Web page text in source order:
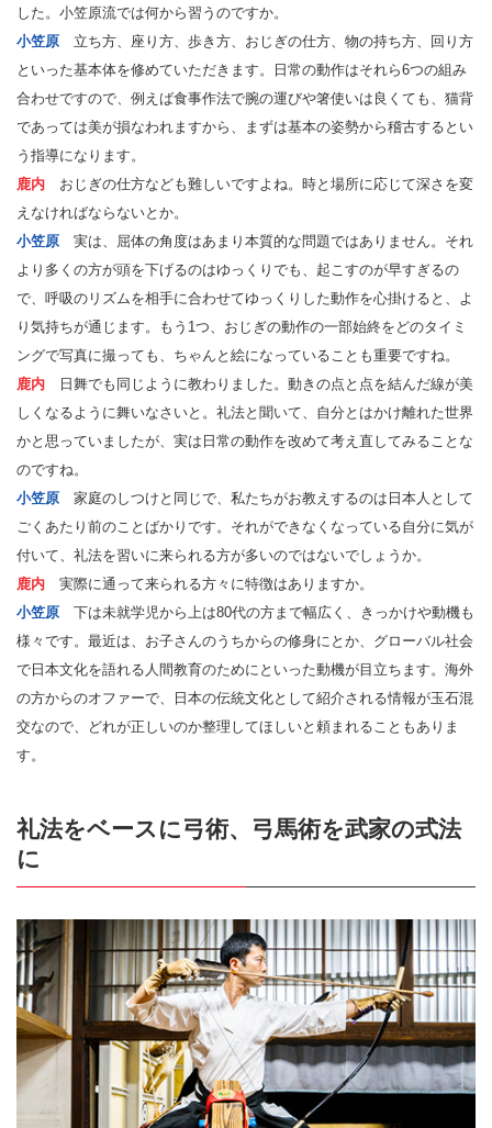
した。小笠原流では何から習うのですか。
小笠原 立ち方、座り方、歩き方、おじぎの仕方、物の持ち方、回り方
といった基本体を修めていただきます。日常の動作はそれら6つの組み
合わせですので、例えば食事作法で腕の運びや箸使いは良くても、猫背
であっては美が損なわれますから、まずは基本の姿勢から稽古するとい
う指導になります。
鹿内 おじぎの仕方なども難しいですよね。時と場所に応じて深さを変
えなければならないとか。
小笠原 実は、屈体の角度はあまり本質的な問題ではありません。それ
より多くの方が頭を下げるのはゆっくりでも、起こすのが早すぎるの
で、呼吸のリズムを相手に合わせてゆっくりした動作を心掛けると、よ
り気持ちが通じます。もう1つ、おじぎの動作の一部始終をどのタイミ
ングで写真に撮っても、ちゃんと絵になっていることも重要ですね。
鹿内 日舞でも同じように教わりました。動きの点と点を結んだ線が美
しくなるように舞いなさいと。礼法と聞いて、自分とはかけ離れた世界
かと思っていましたが、実は日常の動作を改めて考え直してみることな
のですね。
小笠原 家庭のしつけと同じで、私たちがお教えするのは日本人として
ごくあたり前のことばかりです。それができなくなっている自分に気が
付いて、礼法を習いに来られる方が多いのではないでしょうか。
鹿内 実際に通って来られる方々に特徴はありますか。
小笠原 下は未就学児から上は80代の方まで幅広く、きっかけや動機も
様々です。最近は、お子さんのうちからの修身にとか、グローバル社会
で日本文化を語れる人間教育のためにといった動機が目立ちます。海外
の方からのオファーで、日本の伝統文化として紹介される情報が玉石混
交なので、どれが正しいのか整理してほしいと頼まれることもありま
す。
礼法をベースに弓術、弓馬術を武家の式法
に